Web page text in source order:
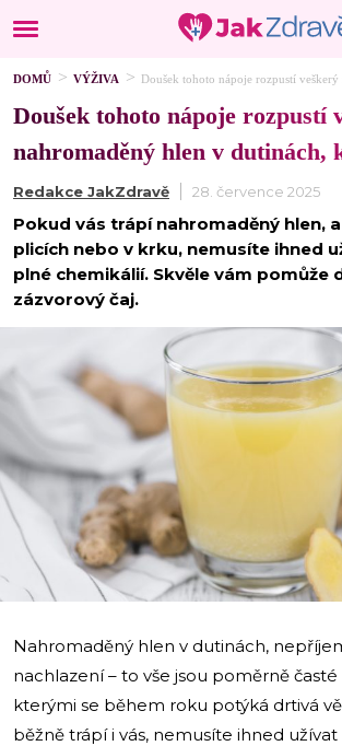
DOMŮ VÝŽIVA Doušek tohoto nápoje rozpustí
Doušek tohoto nápoje rozpustí
nahromaděný hlen v dutinách,
Redakce JakZdravě 28. července 2025
Pokud vás trápí nahromaděný hlen,
plicích nebo v krku, nemusíte ihned
plné chemikálií. Skvěle vám pomůže
zázvorový čaj.
Nahromaděný hlen v dutinách,
nachlazení – to vše jsou poměrně
kterými se během roku potýká drtivá
běžně trápí i vás, nemusíte ihned